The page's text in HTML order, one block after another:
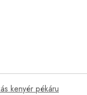
kenyér pékáru